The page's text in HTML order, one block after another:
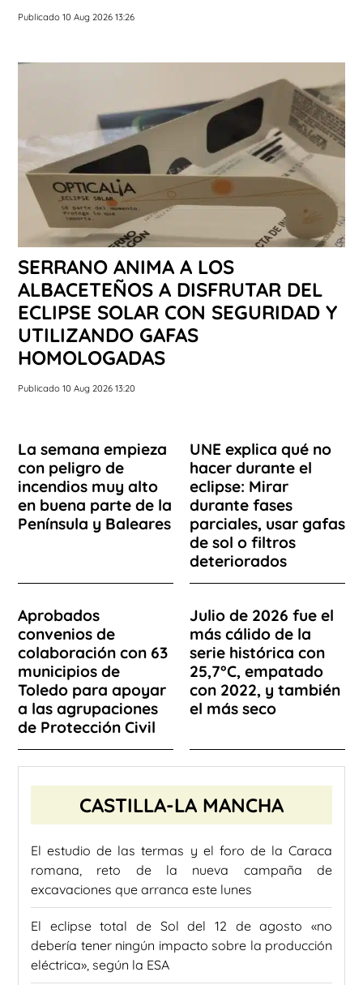
Publicado 10 Aug 2026 13:26
SERRANO ANIMA A LOS
ALBACETEÑOS A DISFRUTAR DEL
ECLIPSE SOLAR CON SEGURIDAD Y
UTILIZANDO GAFAS
HOMOLOGADAS
Publicado 10 Aug 2026 13:20
La semana empieza
con peligro de
incendios muy alto
en buena parte de la
Península y Baleares
UNE explica qué no
hacer durante el
eclipse: Mirar
durante fases
parciales, usar gafas
de sol o filtros
deteriorados
Aprobados
convenios de
colaboración con 63
municipios de
Toledo para apoyar
a las agrupaciones
de Protección Civil
Julio de 2026 fue el
más cálido de la
serie histórica con
25,7°C, empatado
con 2022, y también
el más seco
CASTILLA-LA MANCHA
El estudio de las termas y el foro de la Caraca
romana, reto de la nueva campaña de
excavaciones que arranca este lunes
El eclipse total de Sol del 12 de agosto «no
debería tener ningún impacto sobre la producción
eléctrica», según la ESA